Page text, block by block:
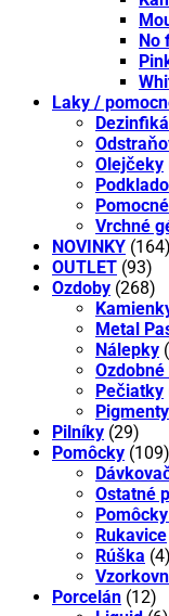
No
Laky /
Olejčeky
Vrchné
NOVINKY (164)
OUTLET (93)
Ozdoby (268)
Metal
Nálepky
Pečiatky
Pigmenty
Pilníky (29)
Pomôcky (109)
Ostatné
Rukavice
Rúška (4)
Porcelán (12)